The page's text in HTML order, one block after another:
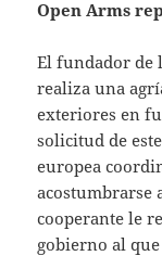
Open Arms
El fundador de
realiza una
exteriores en
solicitud de
europea
acostumbrarse
cooperante le
gobierno al